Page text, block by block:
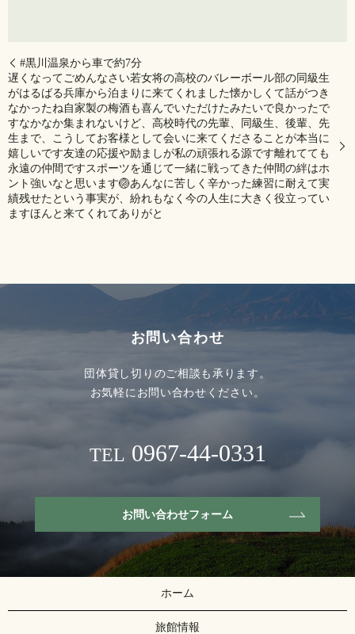
#黒川温泉から車で約7分
遅くなってごめんなさい若女将の高校のバレーボール部の同級生
がはるばる兵庫から泊まりに来てくれました️懐かしくて話がつき
なかったね自家製の梅酒も喜んでいただけたみたいで良かったで
す️なかなか集まれないけど、高校時代の先輩、同級生、後輩、先
生まで、こうしてお客様として会いに来てくださることが本当に
嬉しいです友達の応援や励ましが私の頑張れる源です️離れてても
永遠の仲間ですスポーツを通じて一緒に戦ってきた仲間の絆はホ
ント強いなと思います🏐あんなに苦しく辛かった練習に耐えて実
績残せたという事実が、紛れもなく今の人生に大きく役立ってい
ます️️ほんと来てくれてありがと
お問い合わせ
団体貸し切りのご相談も承ります。
お気軽にお問い合わせください。
TEL 0967-44-0331
お問い合わせフォーム
ホーム
旅館情報